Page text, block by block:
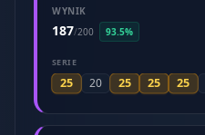
WYNIK
187/200 93.5%
SERIE
25 20 25 25 25